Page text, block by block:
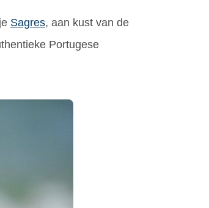
Sagres, aan kust van de
Portugese